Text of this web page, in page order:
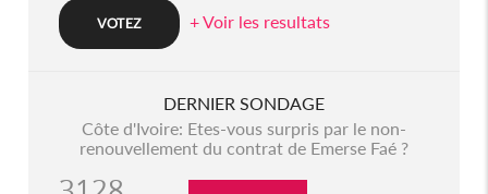
+ Voir les resultats
DERNIER SONDAGE
Côte d'Ivoire: Etes-vous surpris par le non-
renouvellement du contrat de Emerse Faé ?